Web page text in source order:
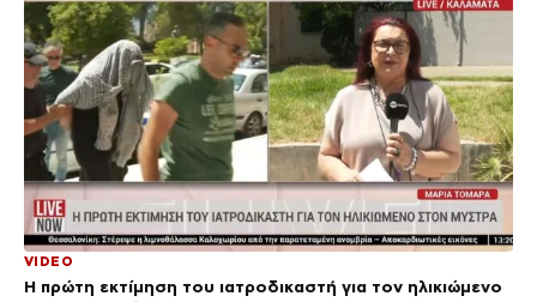
VIDEO
Η πρώτη εκτίμηση του ιατροδικαστή για τον ηλικιώμενο